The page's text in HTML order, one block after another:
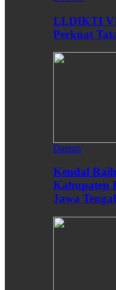
LLDIKTI
Perkuat
Daerah
Kendal
Kabupaten
Jawa